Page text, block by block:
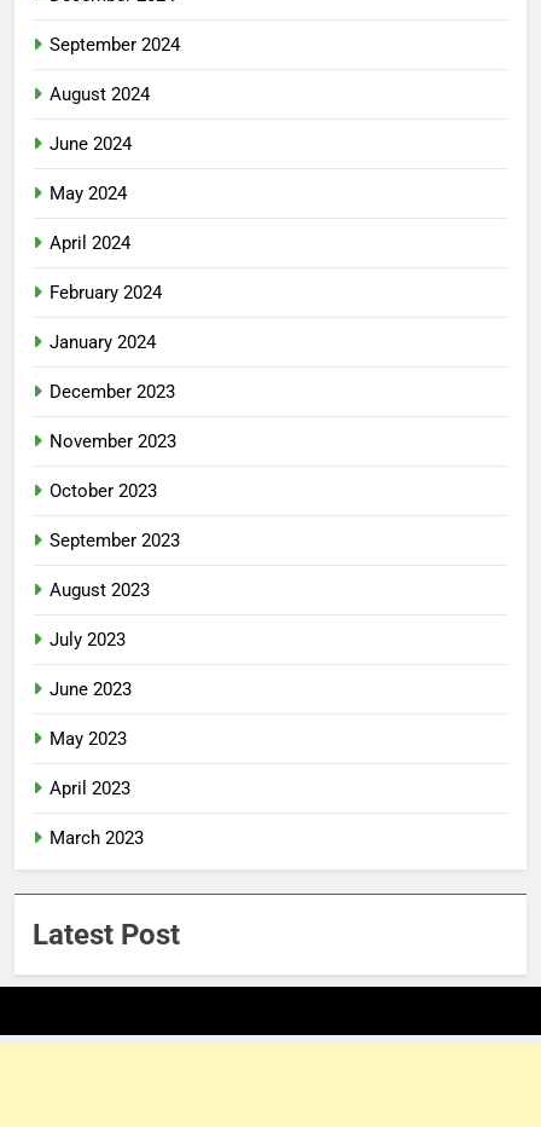
September 2024
August 2024
June 2024
May 2024
April 2024
February 2024
January 2024
December 2023
November 2023
October 2023
September 2023
August 2023
July 2023
June 2023
May 2023
April 2023
March 2023
Latest Post